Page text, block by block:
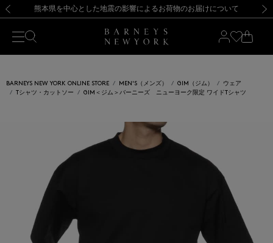
新規登録のお客様も対象！＜MY BARNEYS＞会員のお客様は11,000円（税込）以上のお買上げで常時送料無料！お買い物の際は会員登録を！
【夏季休業に伴う返品・交換承り一時停止のお知らせ】（2026.8.5）
熊本県を中心とした地震の影響によるお荷物のお届けについて
【開催中】SUMMER SALEのご案内・ご注意事項 新規登録のお客様も対象！＜MY BARNEYS＞会員のお客様は11,000円（税込）以上のお買上げで常時送料無料！お買い物の際は会員登録を！
【夏季休業に伴う返品・交換承り一時停止のお知らせ】（2026.8.5）
BARNEYS NEW YORK ONLINE STORE MEN'S（メンズ） GIM（ジム）
ウェア
Tシャツ・カットソー
GIM＜ジム＞バーニーズ ニューヨーク限定 ワイドTシャツ